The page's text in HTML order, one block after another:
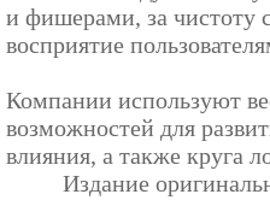
и фишерами, за чистоту
восприятие
Компании используют
возможностей для
влияния, а также круга
Издание